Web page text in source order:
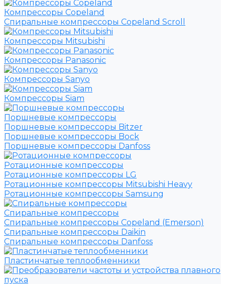
Компрессоры Copeland
Спиральные компрессоры Copeland Scroll
Компрессоры Mitsubishi
Компрессоры Panasonic
Компрессоры Sanyo
Компрессоры Siam
Поршневые компрессоры
Поршневые компрессоры Bitzer
Поршневые компрессоры Bock
Поршневые компрессоры Danfoss
Ротационные компрессоры
Ротационные компрессоры LG
Ротационные компрессоры Mitsubishi Heavy
Ротационные компрессоры Samsung
Спиральные компрессоры
Спиральные компрессоры Copeland (Emerson)
Спиральные компрессоры Daikin
Спиральные компрессоры Danfoss
Пластинчатые теплообменники